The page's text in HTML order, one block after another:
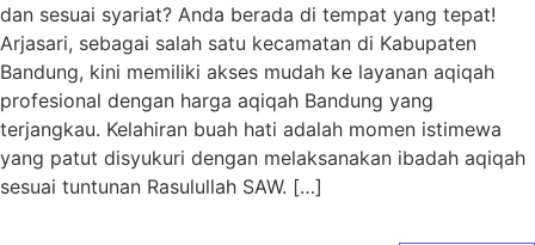
dan sesuai syariat? Anda berada di tempat yang tepat!
Arjasari, sebagai salah satu kecamatan di Kabupaten
Bandung, kini memiliki akses mudah ke layanan aqiqah
profesional dengan harga aqiqah Bandung yang
terjangkau. Kelahiran buah hati adalah momen istimewa
yang patut disyukuri dengan melaksanakan ibadah aqiqah
sesuai tuntunan Rasulullah SAW. […]